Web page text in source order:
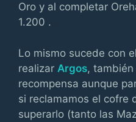
Oro y al completar
1.200 .
Lo mismo sucede con el
realizar Argos,
recompensa aunque
si reclamamos el cofre
superarlo (tanto las